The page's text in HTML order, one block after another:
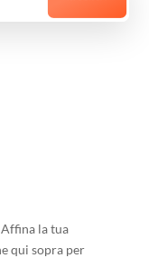
la tua
qui sopra per